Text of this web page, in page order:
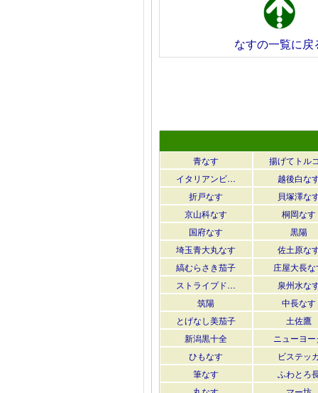
なすの一覧に戻
青なす
揚げてトル
イタリアンビ…
越後白な
折戸なす
貝塚澤な
京山科なす
桐岡なす
国府なす
黒陽
埼玉青大丸なす
佐土原な
縞むらさき茄子
庄屋大長
ストライプド…
泉州水な
筑陽
中長なす
とげなし美茄子
土佐鷹
新潟黒十全
ニューヨ
ひもなす
ビステッ
筆なす
ふわとろ